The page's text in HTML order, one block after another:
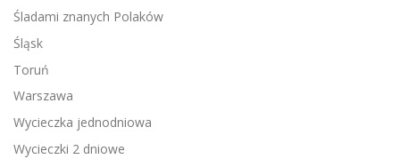
Śladami znanych Polaków
Śląsk
Toruń
Warszawa
Wycieczka jednodniowa
Wycieczki 2 dniowe